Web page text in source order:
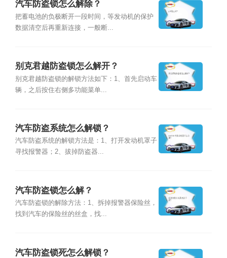
汽车防盗锁怎么解除？
把蓄电池的负极断开一段时间，等发动机的保护
数据清空后再重新连接，一般断...
别克君越防盗锁怎么解开？
别克君越防盗锁的解锁方法如下：1、首先启动车
辆，之后按住右侧多功能菜单...
汽车防盗系统怎么解锁？
汽车防盗系统的解锁方法是：1、打开发动机罩子
寻找报警器；2、拔掉防盗器...
汽车防盗锁怎么解？
汽车防盗锁的解除方法：1、拆掉报警器保险丝，
找到汽车的保险丝的丝盒，找...
汽车防盗锁死怎么解锁？